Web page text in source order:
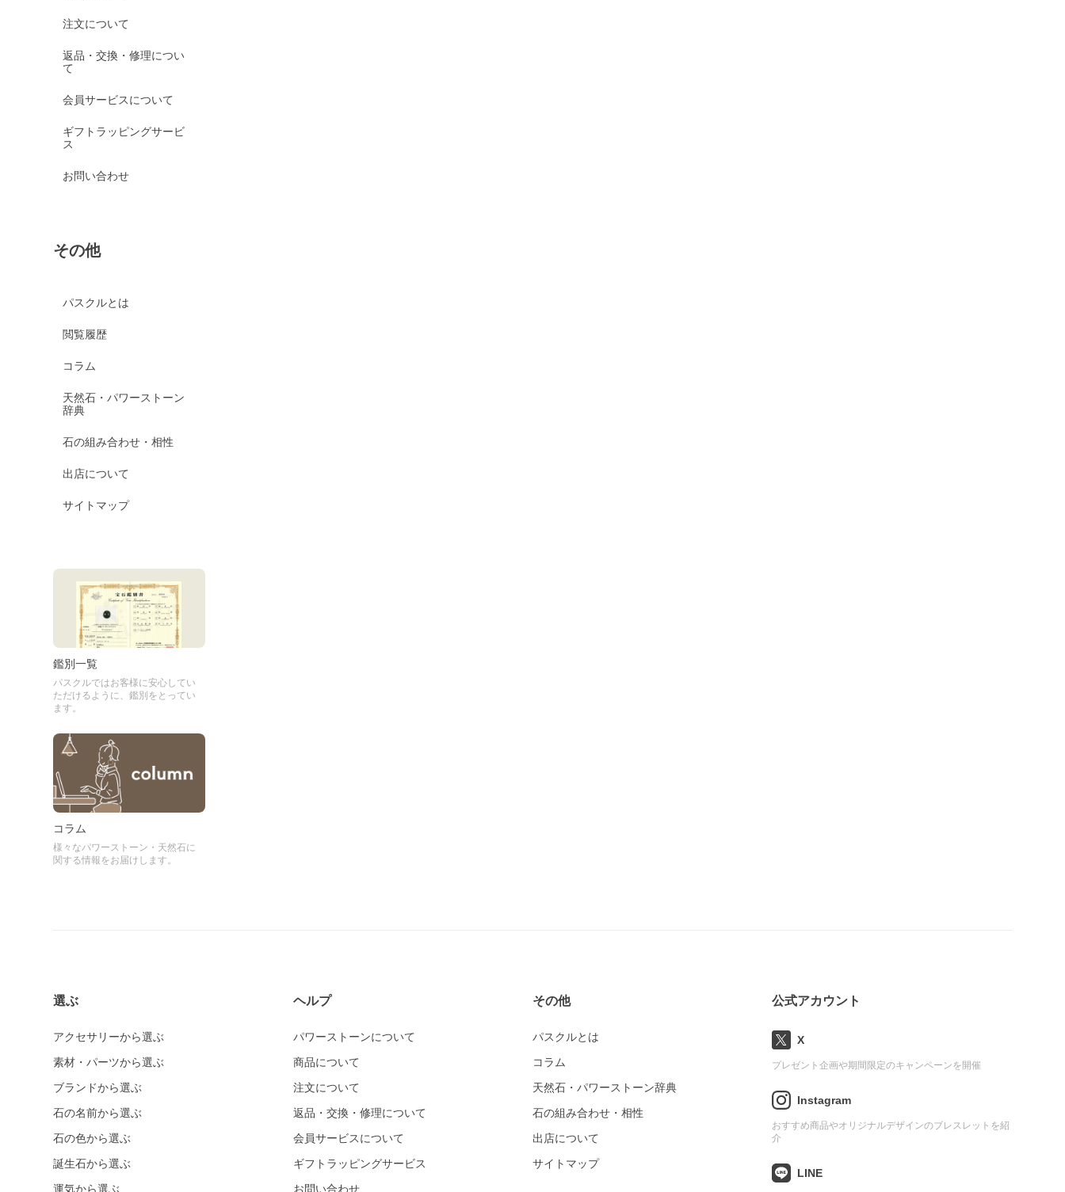
注文について
返品・交換・修理につい
て
会員サービスについて
ギフトラッピングサービ
ス
お問い合わせ
その他
パスクルとは
閲覧履歴
コラム
天然石・パワーストーン
辞典
石の組み合わせ・相性
出店について
サイトマップ
鑑別一覧
パスクルではお客様に安心してい
ただけるように、鑑別をとってい
ます。
コラム
様々なパワーストーン・天然石に
関する情報をお届けします。
選ぶ
アクセサリーから選ぶ
素材・パーツから選ぶ
ブランドから選ぶ
石の名前から選ぶ
石の色から選ぶ
誕生石から選ぶ
運気から選ぶ
ヘルプ
パワーストーンについて
商品について
注文について
返品・交換・修理について
会員サービスについて
ギフトラッピングサービス
お問い合わせ
その他
パスクルとは
コラム
天然石・パワーストーン辞典
石の組み合わせ・相性
出店について
サイトマップ
公式アカウント
X
プレゼント企画や期間限定のキャンペーンを開催
Instagram
おすすめ商品やオリジナルデザインのブレスレットを紹
介
LINE